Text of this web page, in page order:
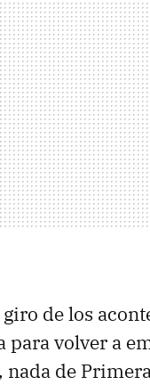
de los
para volver a
de